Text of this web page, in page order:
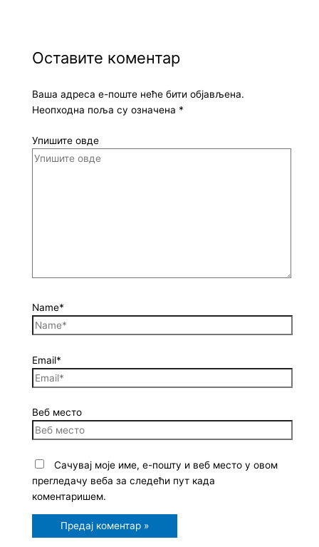
Оставите коментар
Ваша адреса е-поште неће бити објављена.
Неопходна поља су означена *
Упишите овде
Name*
Email*
Веб место
Сачувај моје име, е-пошту и веб место у овом
прегледачу веба за следећи пут када
коментаришем.